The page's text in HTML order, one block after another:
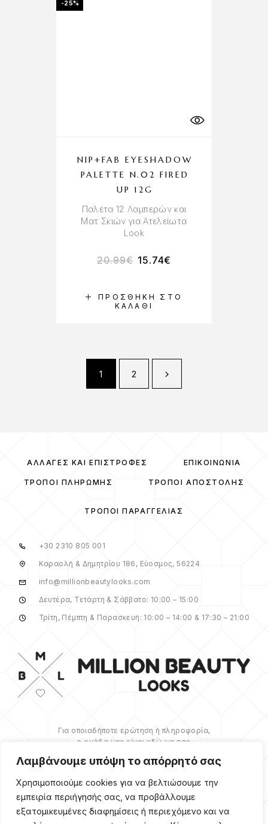
Λαμβάνουμε υπόψη το απόρρητό σας
Χρησιμοποιούμε cookies για να βελτιώσουμε την
εμπειρία περιήγησής σας, να προβάλλουμε
εξατομικευμένες διαφημίσεις ή περιεχόμενο και να
-25%
ΠΡΟΣΘΉΚΗ ΣΤΟ
ΚΑΛΆΘΙ
NIP+FAB EYESHADOW
PALETTE N.02 FIRED
UP 12G
Παλέτα 12 Λαμπερών και
Ματ Σκιών για Ατελείωτα
Look
20.99€ 15.74€
1 2
ΑΛΛΑΓΈΣ ΚΑΙ ΕΠΙΣΤΡΟΦΈΣ ΕΠΙΚΟΙΝΩΝΊΑ
ΤΡΌΠΟΙ ΠΛΗΡΩΜΉΣ ΤΡΌΠΟΙ ΑΠΟΣΤΟΛΉΣ
ΤΡΌΠΟΙ ΠΑΡΑΓΓΕΛΊΑΣ
+30 2310 805 001
Καραολή & Δημητρίου 186, Εύοσμος, 56224
info@millionbeautylooks.com
Δευτέρα, Τετάρτη & Σάββατο: 10:00 – 15:00
Τρίτη, Πέμπτη & Παρασκευή: 10:00 – 14:00 & 17:30 – 21:00
Για οποιαδήποτε ερώτηση ή πληροφορία,
η ομάδα μας είναι εδώ να σας
βοηθήσουμε.
ΠΕΡΙΣΣΌΤΕΡΑ